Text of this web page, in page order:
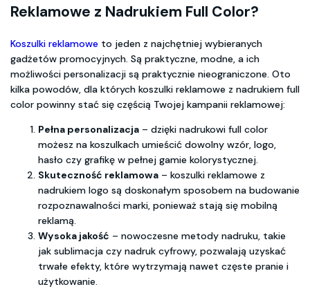
Reklamowe z Nadrukiem Full Color?
Koszulki reklamowe to jeden z najchętniej wybieranych
gadżetów promocyjnych. Są praktyczne, modne, a ich
możliwości personalizacji są praktycznie nieograniczone. Oto
kilka powodów, dla których koszulki reklamowe z nadrukiem full
color powinny stać się częścią Twojej kampanii reklamowej:
Pełna personalizacja – dzięki nadrukowi full color
możesz na koszulkach umieścić dowolny wzór, logo,
hasło czy grafikę w pełnej gamie kolorystycznej.
Skuteczność reklamowa – koszulki reklamowe z
nadrukiem logo są doskonałym sposobem na budowanie
rozpoznawalności marki, ponieważ stają się mobilną
reklamą.
Wysoka jakość – nowoczesne metody nadruku, takie
jak sublimacja czy nadruk cyfrowy, pozwalają uzyskać
trwałe efekty, które wytrzymają nawet częste pranie i
użytkowanie.